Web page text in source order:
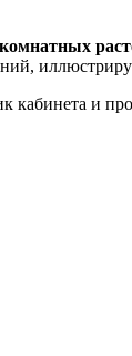
комнатных
кабинета и